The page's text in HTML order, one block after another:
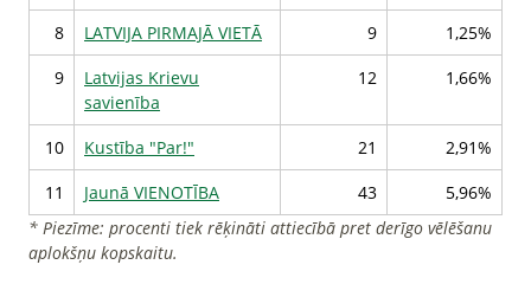
8 LATVIJA PIRMAJĀ VIETĀ 9
1,25%
9
Latvijas Krievu
savienība
12 1,66%
10 Kustība "Par!" 21
2,91%
11
Jaunā VIENOTĪBA 43
5,96%
* Piezīme: procenti tiek rēķināti attiecībā pret derīgo vēlēšanu
aplokšņu kopskaitu.